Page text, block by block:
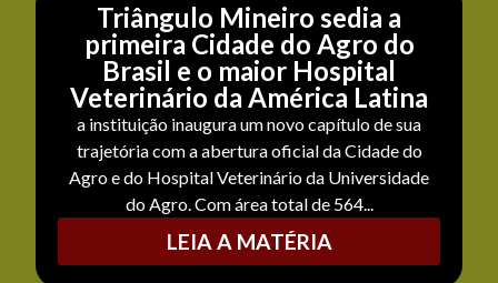
Triângulo Mineiro sedia a
primeira Cidade do Agro do
Brasil e o maior Hospital
Veterinário da América Latina
a instituição inaugura um novo capítulo de sua
trajetória com a abertura oficial da Cidade do
Agro e do Hospital Veterinário da Universidade
do Agro. Com área total de 564...
LEIA A MATÉRIA